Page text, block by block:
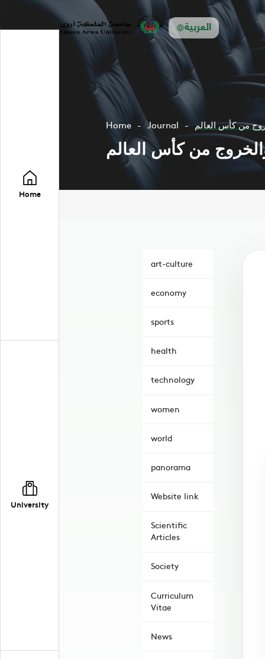
العربية
Home
University
Home Journal من كأس العالم
من كأس العالم
art-culture
economy
sports
health
technology
women
world
panorama
Website link
Scientific
Articles
Society
Curriculum
Vitae
News